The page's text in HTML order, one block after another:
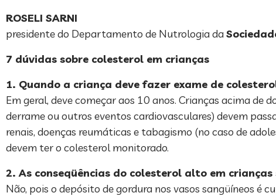
ROSELI SARNI
presidente do Departamento de Nutrologia da
7 dúvidas sobre colesterol em crianças
1. Quando a criança deve fazer exame de
Em geral, deve começar aos 10 anos. Crianças acima
derrame ou outros eventos cardiovasculares) devem
renais, doenças reumáticas e tabagismo (no caso de
devem ter o colesterol monitorado.
2. As conseqüências do colesterol alto em
Não, pois o depósito de gordura nos vasos sangüíneos é